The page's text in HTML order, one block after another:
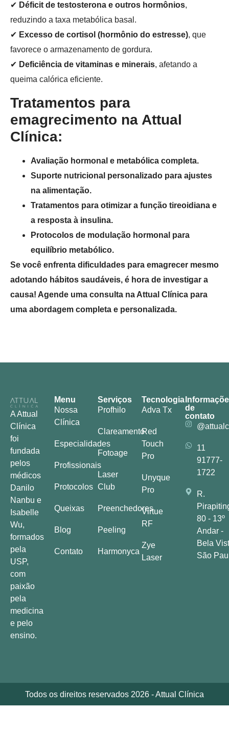
✔ Déficit de testosterona e outros hormônios,
reduzindo a taxa metabólica basal.
✔ Excesso de cortisol (hormônio do estresse), que
favorece o armazenamento de gordura.
✔ Deficiência de vitaminas e minerais, afetando a
queima calórica eficiente.
Tratamentos para
emagrecimento na Attual
Clínica:
Avaliação hormonal e metabólica completa.
Suporte nutricional personalizado para ajustes
na alimentação.
Tratamentos para otimizar a função tireoidiana e
a resposta à insulina.
Protocolos de modulação hormonal para
equilíbrio metabólico.
Se você enfrenta dificuldades para emagrecer mesmo
adotando hábitos saudáveis, é hora de investigar a
causa! Agende uma consulta na Attual Clínica para
uma abordagem completa e personalizada.
A Attual
Clínica
foi
fundada
pelos
médicos
Danilo
Nanbu e
Isabelle
Wu,
formados
pela
USP,
com
paixão
pela
medicina
e pelo
ensino.
Menu
Nossa
Clínica
Especialidades
Profissionais
Protocolos
Queixas
Blog
Contato
Serviços
Profhilo
Clareamento
Fotoage
Laser
Club
Preenchedores
Peeling
Harmonyca
Tecnologia
Adva Tx
Red
Touch
Pro
Unyque
Pro
Virtue
RF
Zye
Laser
de
contato
11
91777-
1722
R.
80 - 13º
Andar -
Bela
São
Todos os direitos reservados 2026 - Attual Clínica